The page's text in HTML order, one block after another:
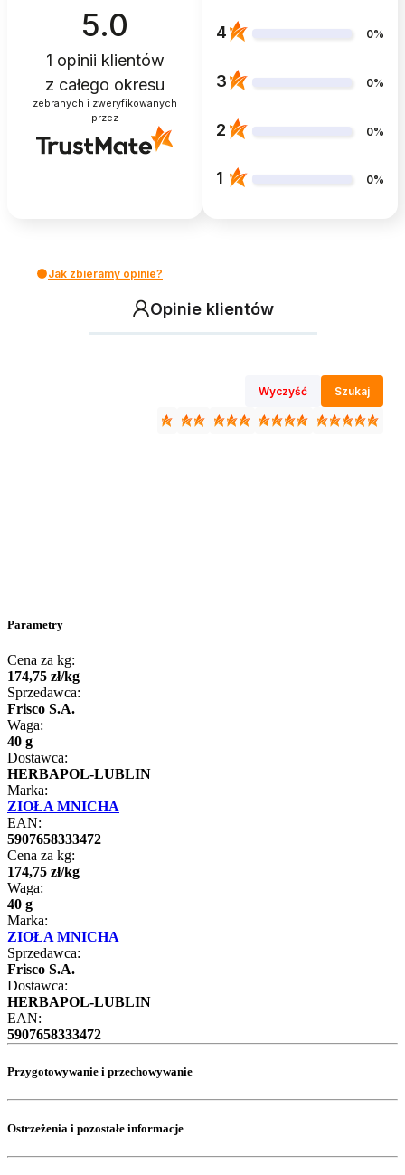
5.0
1 opinii klientów
z całego okresu
zebranych i zweryfikowanych
przez
4 0%
3 0%
2 0%
1 0%
Jak zbieramy opinie?
Opinie klientów
Wyczyść Szukaj
Parametry
Cena za kg:
174,75 zł/kg
Sprzedawca:
Frisco S.A.
Waga:
40 g
Dostawca:
HERBAPOL-LUBLIN
Marka:
ZIOŁA MNICHA
EAN:
5907658333472
Cena za kg:
174,75 zł/kg
Waga:
40 g
Marka:
ZIOŁA MNICHA
Sprzedawca:
Frisco S.A.
Dostawca:
HERBAPOL-LUBLIN
EAN:
5907658333472
Przygotowywanie i przechowywanie
Ostrzeżenia i pozostałe informacje